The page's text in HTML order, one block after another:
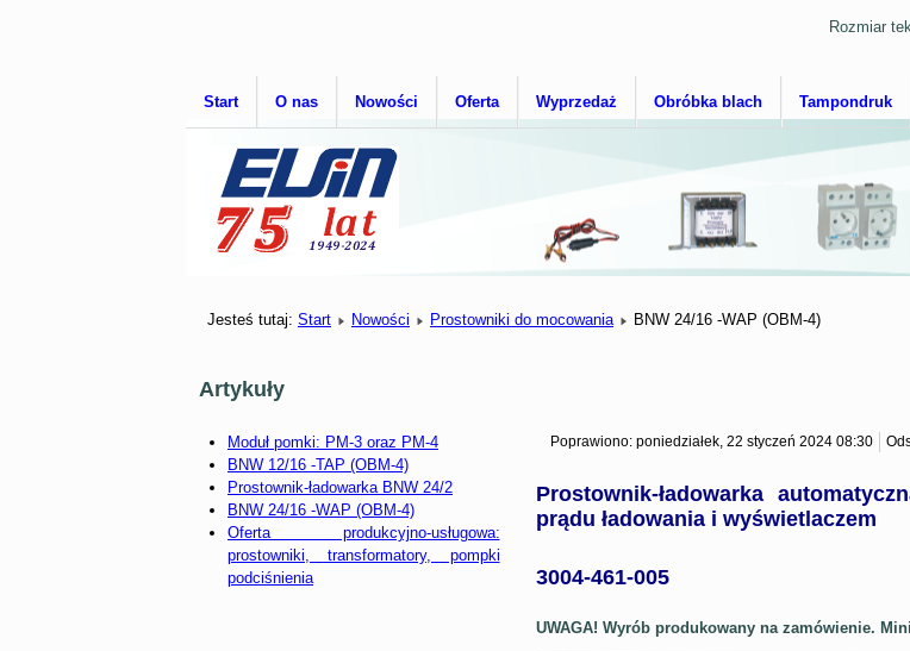
Start O nas Nowości Oferta Wyprzedaż Obróbka blach Tampondruk
Rozmiar
Jesteś tutaj: Start Nowości Prostowniki do mocowania BNW 24/16 -WAP (OBM-4)
Artykuły
Moduł pomki: PM-3 oraz PM-4
BNW 12/16 -TAP (OBM-4)
Prostownik-ładowarka BNW 24/2
BNW 24/16 -WAP (OBM-4)
Oferta produkcyjno-usługowa:
prostowniki, transformatory, pompki
podciśnienia
Poprawiono: poniedziałek, 22 styczeń 2024 08:30
Prostownik-ładowarka
prądu ładowania i wyświetlaczem
3004-461-005
UWAGA! Wyrób produkowany na zamówienie.